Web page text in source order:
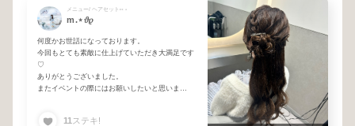
メニュー/ ヘアセット⑅ ⋆
m.⋆𝜗𝜚
何度かお世話になっております。
今回もとても素敵に仕上げていただき大満足です
♡
ありがとうございました。
またイベントの際にはお願いしたいと思いま
11 ステキ!